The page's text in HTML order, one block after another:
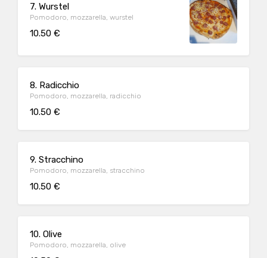
7. Wurstel
Pomodoro, mozzarella, wurstel
10.50 €
8. Radicchio
Pomodoro, mozzarella, radicchio
10.50 €
9. Stracchino
Pomodoro, mozzarella, stracchino
10.50 €
10. Olive
Pomodoro, mozzarella, olive